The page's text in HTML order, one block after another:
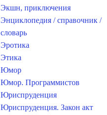
Экшн, приключения
Энциклопедия / справочник /
словарь
Эротика
Этика
Юмор
Юмор. Программистов
Юриспруденция
Юриспруденция. Закон акт